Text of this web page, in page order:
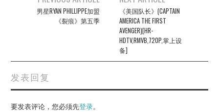
navigation
男星RYAN PHILLIPPE加盟
《裂痕》第五季
《美国队长》(CAPTAIN
AMERICA THE FIRST
AVENGER)[HR-
HDTV,RMVB,720P,掌上设
备]
发表回复
要发表评论，您必须先登录。